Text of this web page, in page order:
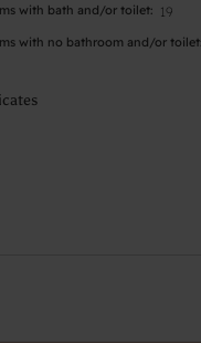
with bath and/or toilet 19
with no bathroom and/or toilet